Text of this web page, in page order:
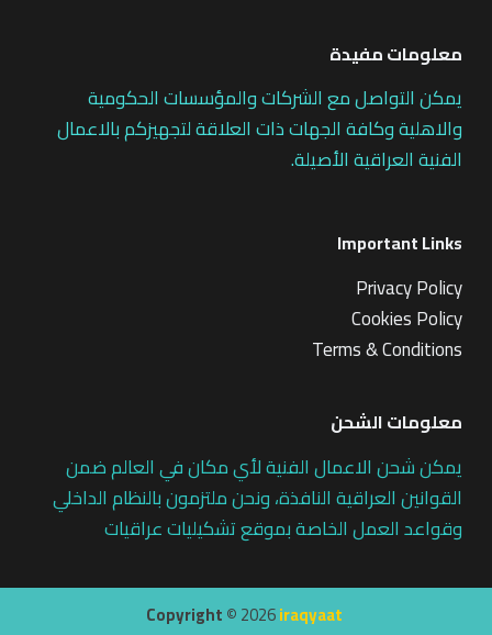
معلومات مفيدة
يمكن التواصل مع الشركات والمؤسسات الحكومية
والاهلية وكافة الجهات ذات العلاقة لتجهيزكم بالاعمال
الفنية العراقية الأصيلة.
Important Links
Privacy Policy
Cookies Policy
Terms & Conditions
معلومات الشحن
يمكن شحن الاعمال الفنية لأي مكان في العالم ضمن
القوانين العراقية النافذة، ونحن ملتزمون بالنظام الداخلي
وقواعد العمل الخاصة بموقع تشكيليات عراقيات
Copyright ©2026iraqyaat